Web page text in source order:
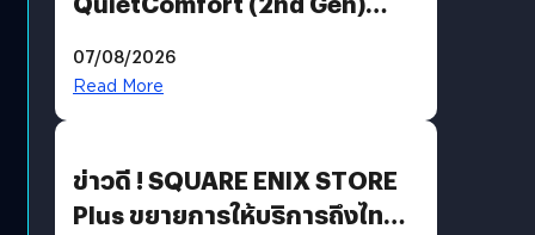
07/08/2026
Read More
ข่าวดี ! SQUARE ENIX STORE
Plus ขยายการให้บริการถึงไทย